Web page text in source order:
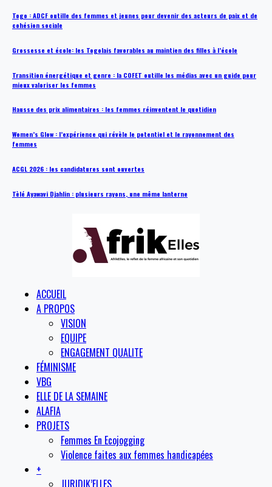
Togo : ADCF outille des femmes et jeunes pour devenir des acteurs de paix et de
cohésion sociale
Grossesse et école: les Togolais favorables au maintien des filles à l’école
Transition énergétique et genre : la COFET outille les médias avec un guide pour
mieux valoriser les femmes
Hausse des prix alimentaires : les femmes réinventent le quotidien
Women’s Glow : l’expérience qui révèle le potentiel et le rayonnement des
femmes
ACGL 2026 : les candidatures sont ouvertes
Tèlé Ayawavi Djahlin : plusieurs rayons, une même lanterne
ACCUEIL
A PROPOS
VISION
EQUIPE
ENGAGEMENT QUALITE
FÉMINISME
VBG
ELLE DE LA SEMAINE
ALAFIA
PROJETS
Femmes En Ecojogging
Violence faites aux femmes handicapées
+